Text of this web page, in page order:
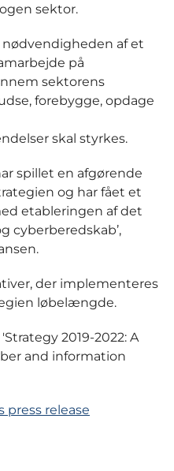
sektor.
af et
på
sektorens
forebygge, opdage
skal styrkes.
spillet en afgørende
og har fået et
etableringen af det
cyberberedskab’,
der implementeres
løbelængde.
2019-2022: A
and information
press release